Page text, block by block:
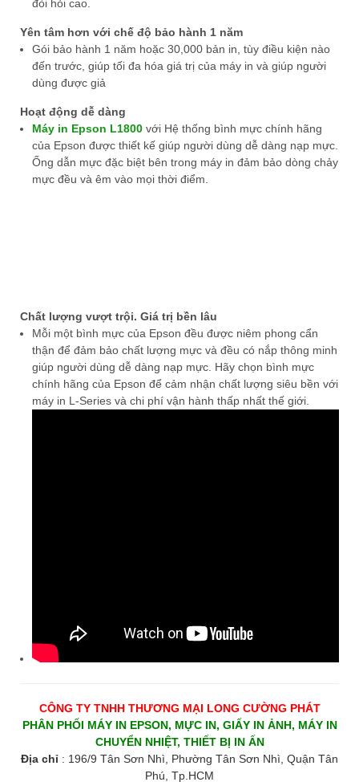
đòi hỏi cao.
Yên tâm hơn với chế độ bảo hành 1 năm
Gói bảo hành 1 năm hoặc 30,000 bản in, tùy điều kiện nào
đến trước, giúp tối đa hóa giá trị của máy in và giúp người
dùng được giả
Hoạt động dễ dàng
Máy in Epson L1800 với Hệ thống bình mực chính hãng
của Epson được thiết kế giúp người dùng dễ dàng nạp mực.
Ống dẫn mực đặc biệt bên trong máy in đảm bảo dòng chảy
mực đều và êm vào mọi thời điểm.
Chất lượng vượt trội. Giá trị bền lâu
Mỗi một bình mực của Epson đều được niêm phong cẩn
thận để đảm bảo chất lượng mực và đều có nắp thông minh
giúp người dùng dễ dàng nạp mực. Hãy chọn bình mực
chính hãng của Epson để cảm nhận chất lượng siêu bền với
máy in L-Series và chi phí vận hành thấp nhất thế giới.
CÔNG TY TNHH THƯƠNG MẠI LONG CƯỜNG PHÁT
PHÂN PHỐI MÁY IN EPSON, MỰC IN, GIẤY IN ẢNH, MÁY IN
CHUYỂN NHIỆT, THIẾT BỊ IN ẤN
Địa chỉ : 196/9 Tân Sơn Nhì, Phường Tân Sơn Nhì, Quận Tân
Phú, Tp.HCM